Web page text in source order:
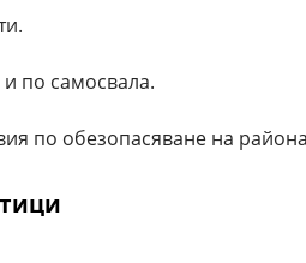
по самосвала.
по обезопасяване на